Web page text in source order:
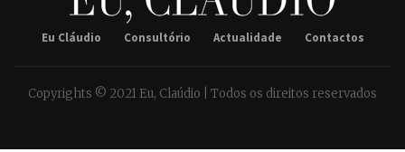
Eu Cláudio Consultório Actualidade Contactos
Copyrights © 2021 Eu, Claúdio | Todos os direitos reservados